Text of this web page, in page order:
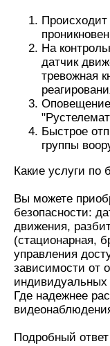
Происходит
На
датчик
тревожная
Оповещение
Быстрое
группы
Какие услуги по
Вы можете
безопасности:
движения,
(стационарная,
управления
зависимости от
Где надежнее
Подробный